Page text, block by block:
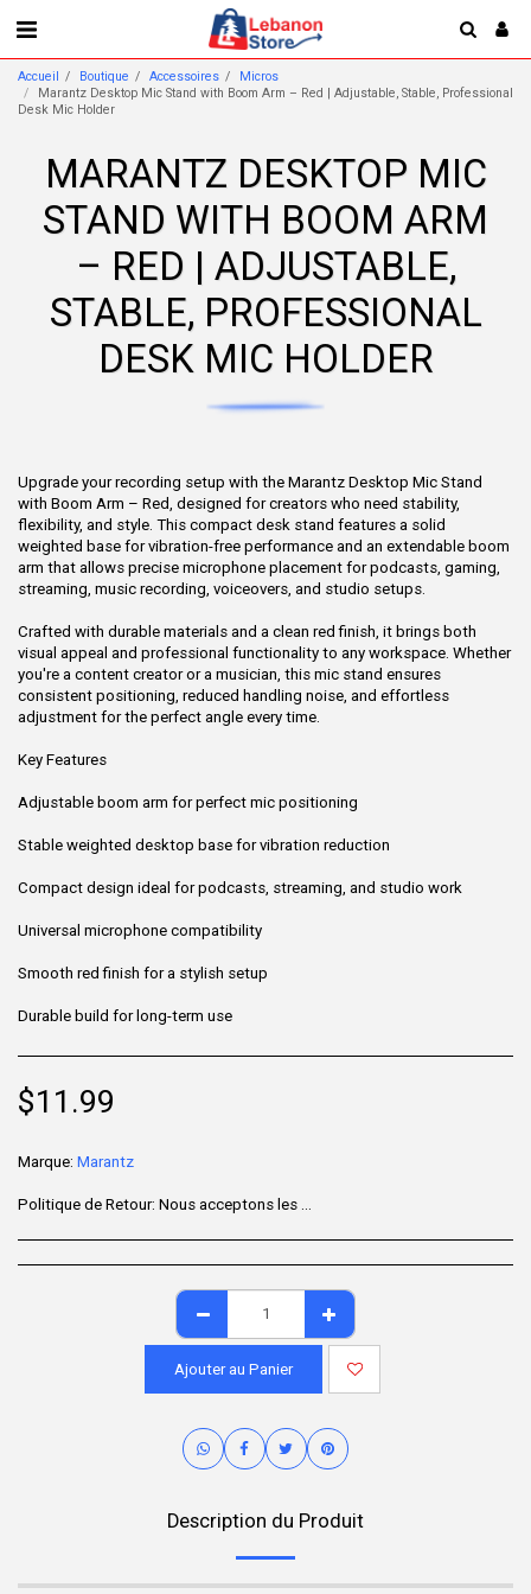
Accueil Boutique Accessoires
Micros
Marantz Desktop Mic Stand with Boom Arm – Red | Adjustable, Stable, Professional
Desk Mic Holder
MARANTZ DESKTOP MIC
STAND WITH BOOM ARM
– RED | ADJUSTABLE,
STABLE, PROFESSIONAL
DESK MIC HOLDER
Upgrade your recording setup with the Marantz Desktop Mic Stand
with Boom Arm – Red, designed for creators who need stability,
flexibility, and style. This compact desk stand features a solid
weighted base for vibration-free performance and an extendable boom
arm that allows precise microphone placement for podcasts, gaming,
streaming, music recording, voiceovers, and studio setups.
Crafted with durable materials and a clean red finish, it brings both
visual appeal and professional functionality to any workspace. Whether
you're a content creator or a musician, this mic stand ensures
consistent positioning, reduced handling noise, and effortless
adjustment for the perfect angle every time.
Key Features
Adjustable boom arm for perfect mic positioning
Stable weighted desktop base for vibration reduction
Compact design ideal for podcasts, streaming, and studio work
Universal microphone compatibility
Smooth red finish for a stylish setup
Durable build for long-term use
$11.99
Marque: Marantz
Politique de Retour: Nous acceptons les retours sous 7 jours après la livraison pour les articles non utilisés, dans leur emballage d'origine et accompagnés de tous leurs accessoires. Certains produits ne sont pas remboursables ; veuillez consulter la page du produit pour plus de détails. Pour effectuer un retour, contactez notre service client.
Ajouter au Panier
Description du Produit